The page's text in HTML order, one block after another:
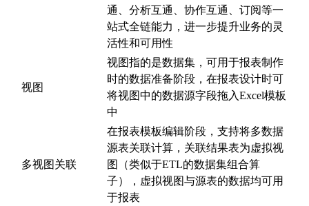
通、分析互通、协作互通、订阅等一
站式全链能力，进一步提升业务的灵
活性和可用性
视图
视图指的是数据集，可用于报表制作
时的数据准备阶段，在报表设计时可
将视图中的数据源字段拖入Excel模板
中
多视图关联
在报表模板编辑阶段，支持将多数据
源表关联计算，关联结果表为虚拟视
图（类似于ETL的数据集组合算
子），虚拟视图与源表的数据均可用
于报表